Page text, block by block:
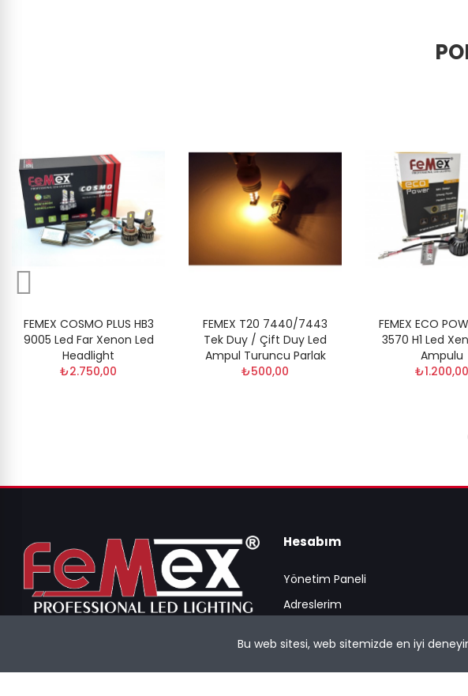
FEMEX COSMO PLUS HB3
9005 Led Far Xenon Led
Headlight
₺2.750,00
FEMEX T20 7440/7443
Tek Duy / Çift Duy Led
Ampul Turuncu Parlak
₺500,00
FEMEX ECO
3570 H1 Led
Ampulu
₺1.200,00
Zübeyde Hanım Mh. Kazım Karabekir
Cd. No: 89/30 Efeler İş Merkezi
Hesabım
Yönetim Paneli
Adreslerim
İstek Listem
Bu web sitesi, web sitemizde en iyi